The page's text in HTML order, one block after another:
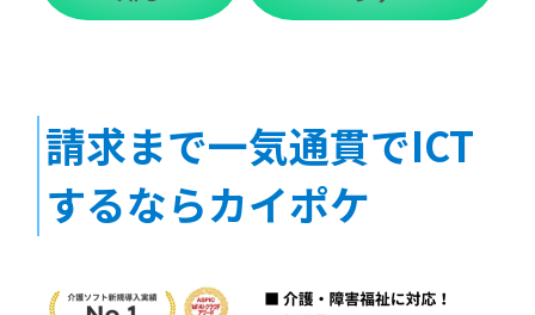
請求まで一気通貫でICT
するならカイポケ